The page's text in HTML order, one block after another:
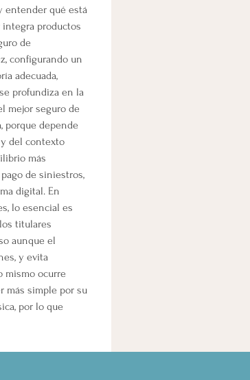
entender qué está
integra productos
de
configurando un
adecuada,
profundiza en la
mejor seguro de
porque depende
del contexto
más
de siniestros,
digital. En
lo esencial es
titulares
aunque el
y evita
mismo ocurre
más simple por su
por lo que